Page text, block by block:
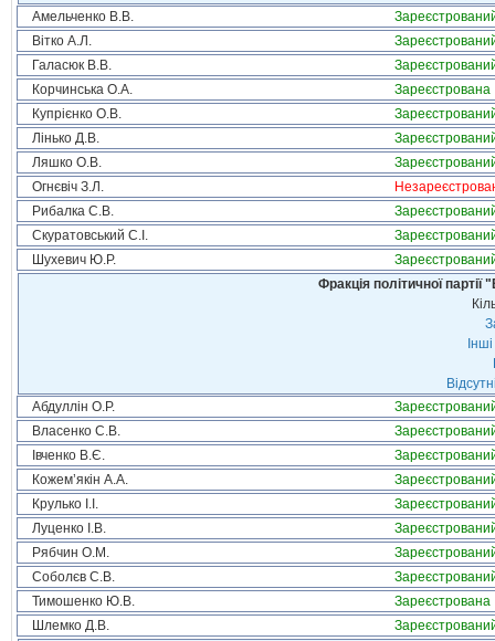
Амельченко В.В.
Вітко А.Л.
Галасюк В.В.
Корчинська О.А.
Зареєстрована
Купрієнко О.В.
Лінько Д.В.
Ляшко О.В.
Огнєвіч З.Л.
Рибалка С.В.
Скуратовський С.І.
Шухевич Ю.Р.
Фракція політичної
Абдуллін О.Р.
Власенко С.В.
Івченко В.Є.
Кожем’якін А.А.
Крулько І.І.
Луценко І.В.
Рябчин О.М.
Соболєв С.В.
Тимошенко Ю.В.
Зареєстрована
Шлемко Д.В.